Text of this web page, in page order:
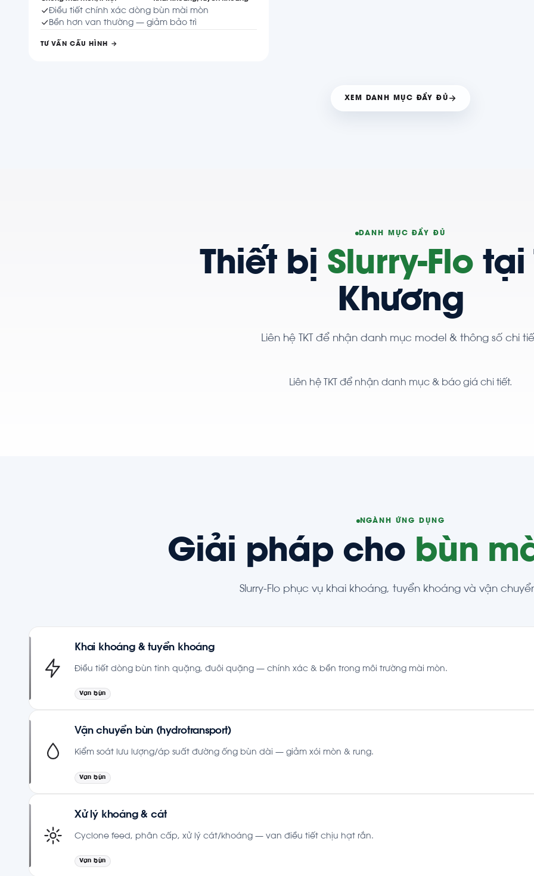
Điều tiết chính xác dòng bùn mài mòn
Bền hơn van thường — giảm bảo trì
TƯ VẤN CẤU HÌNH →
XEM DANH MỤC ĐẦY ĐỦ
DANH MỤC ĐẦY ĐỦ
Thiết bị Slurry-Flotại
Khương
Liên hệ TKT để nhận danh mục model & thông số chi
Liên hệ TKT để nhận danh mục & báo giá chi tiết.
NGÀNH ỨNG DỤNG
Giải pháp cho bùn
Slurry-Flo phục vụ khai khoáng, tuyển khoáng và vận
Khai khoáng & tuyển khoáng
Điều tiết dòng bùn tinh quặng, đuôi quặng — chính xác & bền trong môi trường mài mòn.
Van bùn
Vận chuyển bùn (hydrotransport)
Kiểm soát lưu lượng/áp suất đường ống bùn dài — giảm xói mòn & rung.
Van bùn
Xử lý khoáng & cát
Cyclone feed, phân cấp, xử lý cát/khoáng — van điều tiết chịu hạt rắn.
Van bùn